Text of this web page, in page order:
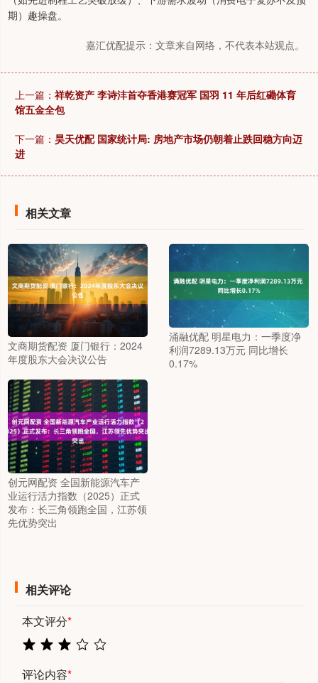
期）趣操盘。
嘉汇优配提示：文章来自网络，不代表本站观点。
上一篇： 祥乾资产 李诗沣首夺香港赛冠军 国羽 11 年后红磡体育
馆五金全包
下一篇： 昊天优配 国家统计局: 房地产市场仍朝着止跌回稳方向迈
进
相关文章
文商期货配资 厦门银行：2024
年度股东大会决议公告
涌融优配 明星电力：一季度净
利润7289.13万元 同比增长
0.17%
创元网配资 全国新能源汽车产
业运行活力指数（2025）正式
发布：长三角领跑全国，江苏领
先优势突出
相关评论
本文评分*
评论内容*